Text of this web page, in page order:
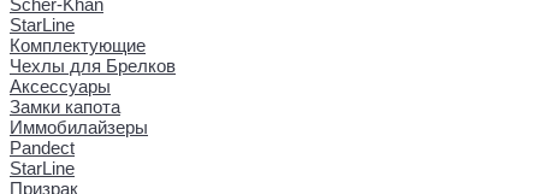
Scher-Khan
StarLine
Комплектующие
Чехлы для Брелков
Аксессуары
Замки капота
Иммобилайзеры
Pandect
StarLine
Призрак